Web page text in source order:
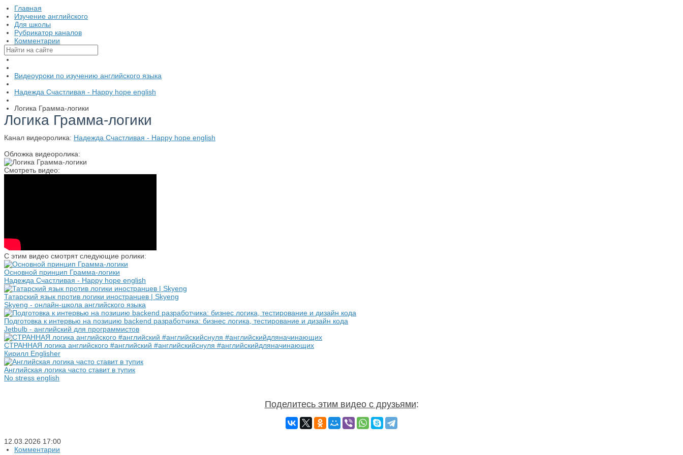
Главная
Изучение английского
Для школы
Рубрикатор каналов
Комментарии
Видеоуроки по изучению английского языка
Надежда Cчастливая - Happy hope english
Логика Грамма-логики
Логика Грамма-логики
Канал видеоролика: Надежда Cчастливая - Happy hope english
Обложка видеоролика:
Смотреть видео:
С этим видео смотрят следующие ролики:
Основной принцип Грамма-логики
Надежда Cчастливая - Happy hope english
Татарский язык против логики иностранцев | Skyeng
Skyeng - онлайн-школа английского языка
Подготовка к интервью на позицию backend разработчика: бизнес логика, тестирование и дизайн кода
Jetbulb - английский для программистов
СТРАННАЯ логика английского #английский #английскийснуля #английскийдляначинающих
Кирилл Englisher
Английская логика часто ставит в тупик
No stress english
Поделитесь этим видео с друзьями:
12.03.2026 17:00
Комментарии